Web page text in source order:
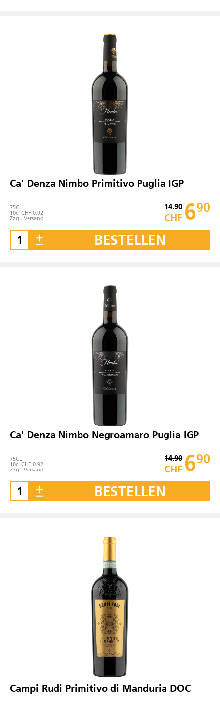
Ca' Denza Nimbo Primitivo Puglia IGP
75CL
10cl CHF 0.92
Zzgl. Versand
14.90
CHF 690
BESTELLEN
Ca' Denza Nimbo Negroamaro Puglia IGP
75CL
10cl CHF 0.92
Zzgl. Versand
14.90
CHF 690
BESTELLEN
Campi Rudi Primitivo di Manduria DOC